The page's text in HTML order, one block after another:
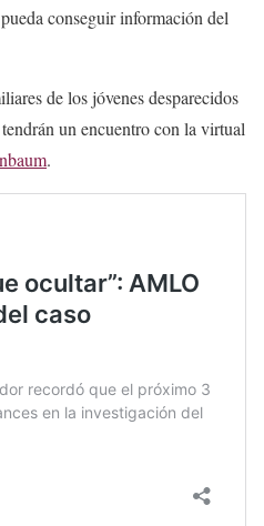
conseguir información del
de los jóvenes desparecidos
un encuentro con la virtual
.